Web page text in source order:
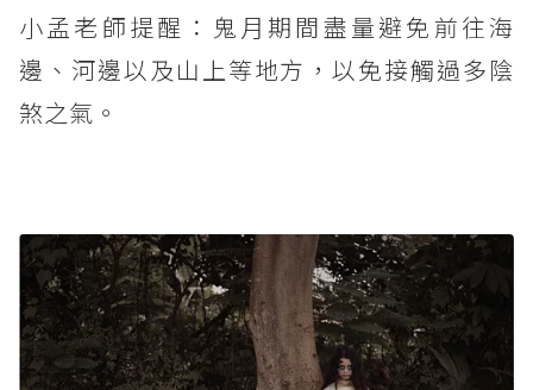
小孟老師提醒：鬼月期間盡量避免前往海
邊、河邊以及山上等地方，以免接觸過多陰
煞之氣。